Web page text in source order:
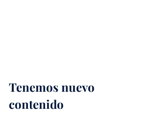
Tenemos nuevo
contenido